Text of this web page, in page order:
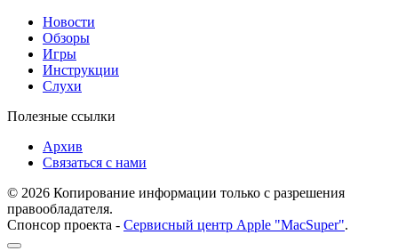
Новости
Обзоры
Игры
Инструкции
Слухи
Полезные ссылки
Архив
Связаться с нами
© 2026 Копирование информации только с разрешения
правообладателя.
Спонсор проекта - Сервисный центр Apple "MacSuper".